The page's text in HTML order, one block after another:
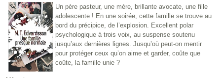
Un père pasteur, une mère, brillante avocate, une fille
adolescente ! En une soirée, cette famille se trouve au
bord du précipice, de l’explosion. Excellent polar
psychologique à trois voix, au suspense soutenu
jusqu’aux dernières lignes. Jusqu’où peut-on mentir
pour protéger ceux qu’on aime et garder, coûte que
coûte, la famille unie ?